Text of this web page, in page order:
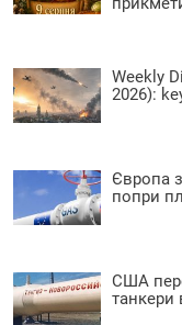
Weekly
2026):
Європа
попри
США
танкери